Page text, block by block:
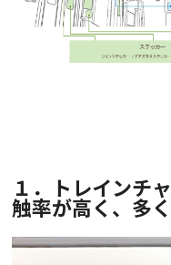
１．トレインチ
触率が高く、 多